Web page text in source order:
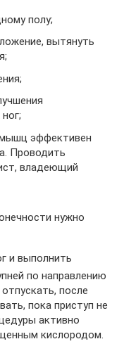
полу;
вытянуть
эффективен
Проводить
владеющий
нужно
и выполнить
по направлению
после
пока приступ не
активно
кислородом.